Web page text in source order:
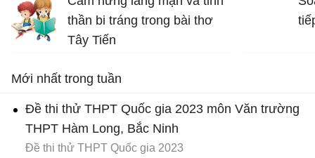
nâng cao tinh thần ta lên và
gợi cho ta những tình cảm
cao quý và can đảm,...
thần bi tráng trong bài thơ
Tây Tiến
Mới nhất trong tuần
Đề thi thử THPT Quốc gia 2023 môn Văn trường
THPT Hàm Long, Bắc Ninh
Đề thi thử THPT Quốc gia 2023